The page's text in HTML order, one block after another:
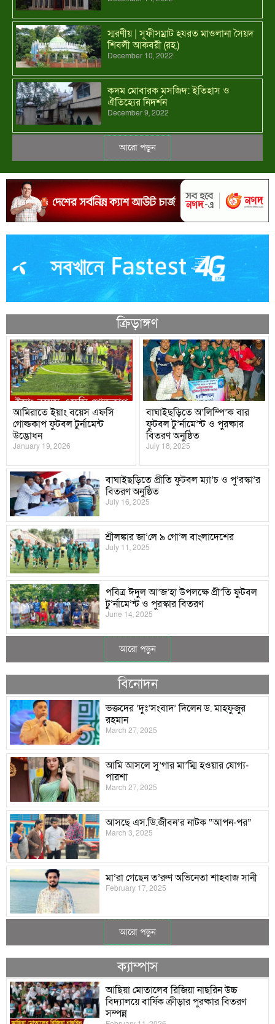
স্মরণীয় | সূফীসম্রাট হযরত মাওলানা সৈয়দ
শিবলী আকবরী (রহ.)
December 10, 2022
কদম মোবারক মসজিদ: ইতিহাস ও
ঐতিহ্যের নিদর্শন
December 9, 2022
আরো পড়ুন
‌ক্রিড়াঙ্গণ
আমিরাতে ইয়াং বয়েস এফসি
গোল্ডকাপ ফুটবল টুর্নামেন্ট
উদ্ভোধন
January 19, 2026
বাঘাইছড়িতে অ’লিম্পি’ক বার
ফুটবল টু’র্নামে’ন্ট ও পুরষ্কার
বিতরণ অনুষ্ঠিত
July 18, 2025
বাঘাইছড়িতে প্রীতি ফুটবল ম্যা’চ ও পু’রস্কা’র
বিতরণ অনুষ্ঠিত
July 16, 2025
শ্রীলঙ্কার জা’লে ৯ গো’ল বাংলাদেশের
July 11, 2025
পবিত্র ঈদুল আ’জ’হা উপলক্ষে প্রী’তি ফুটবল
টু’র্নামে’ন্ট ও পুরস্কার বিতরণ
June 14, 2025
আরো পড়ুন
বিনোদন
ভক্তদের ‘দুঃ’সংবাদ’ দিলেন ড. মাহফুজুর
রহমান
March 27, 2025
আমি আসলে সু’গার মা’ম্মি হওয়ার যোগ্য-
পারশা
March 27, 2025
আসছে এস.ডি.জীবন’র নাটক “আপন-পর”
March 3, 2025
মা’রা গেছেন ত’রুণ অভিনেতা শাহবাজ সানী
February 17, 2025
আরো পড়ুন
ক‌্যাম্পাস
আছিয়া মোতালেব রিজিয়া নাছরিন উচ্চ
বিদ্যালয়ে বার্ষিক ক্রীড়ার পুরষ্কার বিতরণ
সম্পন্ন